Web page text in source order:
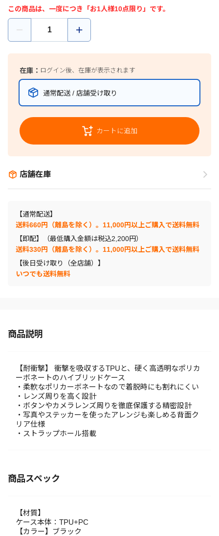
この商品は、一度につき「お1人様10点限り」です。
在庫： ログイン後、在庫が表示されます
通常配送 / 店舗受け取り
カートに追加
店舗在庫
【通常配送】
送料660円（離島を除く）。11,000円以上ご購入で送料無料
【即配】（最低購入金額は税込2,200円）
送料330円（離島を除く）。11,000円以上ご購入で送料無料
【後日受け取り（全店舗）】
いつでも送料無料
商品説明
【耐衝撃】 衝撃を吸収するTPUと、硬く高透明なポリカ
ーボネートのハイブリッドケース
・柔軟なポリカーボネートなので着脱時にも割れにくい
・レンズ周りを高く設計
・ボタンやカメラレンズ周りを徹底保護する精密設計
・写真やステッカーを使ったアレンジも楽しめる背面ク
リア仕様
・ストラップホール搭載
商品スペック
【材質】
ケース本体：TPU+PC
【カラー】ブラック